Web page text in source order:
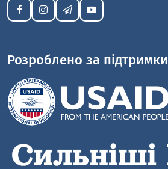
Розроблено за підтримки